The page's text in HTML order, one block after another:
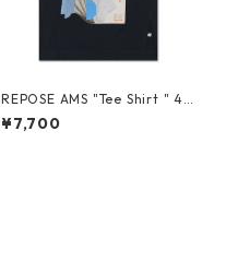
REPOSE AMS "Tee Shirt " 4Y
-16Y
¥7,700